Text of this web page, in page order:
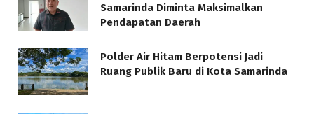
Samarinda Diminta Maksimalkan
Pendapatan Daerah
Polder Air Hitam Berpotensi Jadi
Ruang Publik Baru di Kota Samarinda